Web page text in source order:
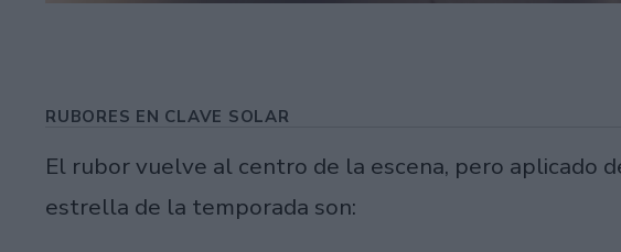
RUBORES EN CLAVE SOLAR
El rubor vuelve al centro de la escena, pero aplicado
estrella de la temporada son: